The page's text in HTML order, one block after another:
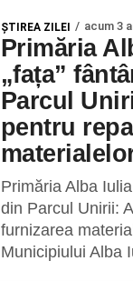
ŞTIREA ZILEI acum 3
Primăria
„fața”
Parcul
pentru
Primăria Alba
din Parcul Unirii:
furnizarea
Municipiului Alba